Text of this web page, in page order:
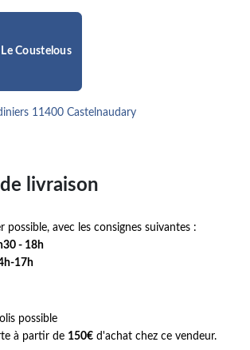
Le Coustelous
11400 Castelnaudary
livraison
possible, avec les consignes suivantes :
- 18h
17h
possible
à partir de 150€ d'achat chez ce vendeur.